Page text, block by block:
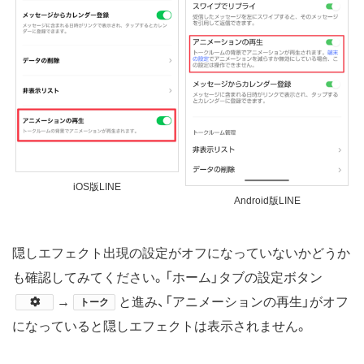
iOS版LINE
Android版LINE
隠しエフェクト出現の設定がオフになっていないかどうか
も確認してみてください。「ホーム」タブの設定ボタン
​​​→
トーク
と進み、「アニメーションの再生」がオフ
になっていると隠しエフェクトは表示されません。